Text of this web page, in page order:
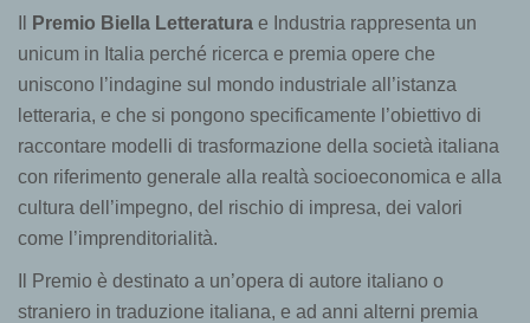
Premio Biella Letteratura e Industria rappresenta un
unicum in Italia perché ricerca e premia opere che
uniscono l’indagine sul mondo industriale all’istanza
letteraria, e che si pongono specificamente l’obiettivo di
raccontare modelli di trasformazione della società italiana
con riferimento generale alla realtà socioeconomica e alla
cultura dell’impegno, del rischio di impresa, dei valori
come l’imprenditorialità.
Il Premio è destinato a un’opera di autore italiano o
straniero in traduzione italiana, e ad anni alterni premia